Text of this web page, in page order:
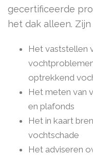
gecertificeerde
het dak alleen.
Het vaststellen
optrekkend
Het meten van
en plafonds
Het in kaart
vochtschade
Het adviseren